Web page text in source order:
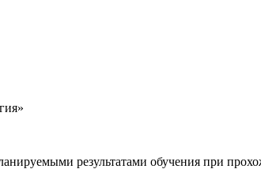
результатами обучения при